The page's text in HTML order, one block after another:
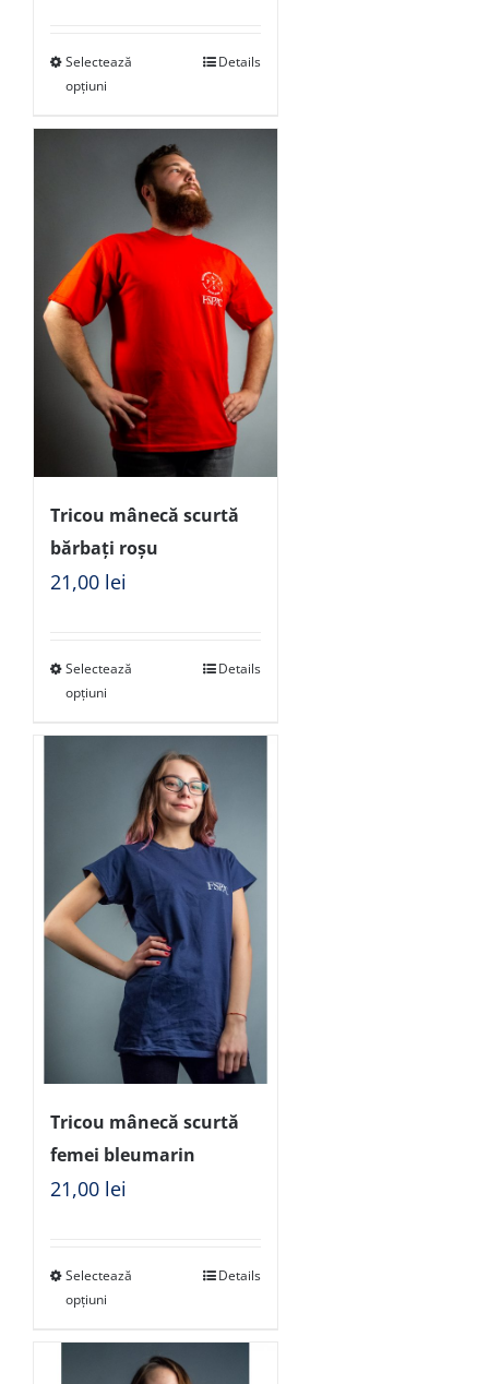
Selectează
opțiuni
Details
Tricou mânecă scurtă
bărbați roșu
21,00 lei
Selectează
opțiuni
Details
Tricou mânecă scurtă
femei bleumarin
21,00 lei
Selectează
opțiuni
Details